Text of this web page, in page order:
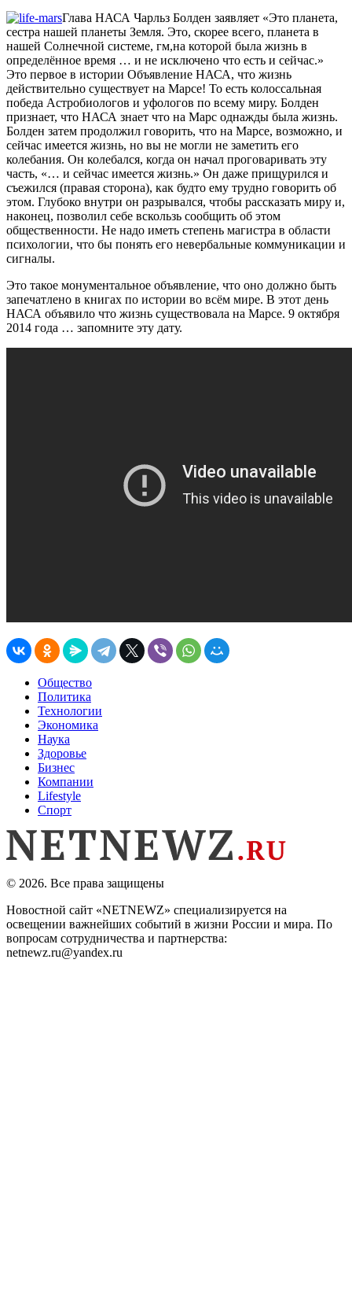
Глава НАСА Чарльз Болден заявляет «Это планета,
сестра нашей планеты Земля. Это, скорее всего, планета в
нашей Солнечной системе, гм,на которой была жизнь в
определённое время … и не исключено что есть и сейчас.»
Это первое в истории Объявление НАСА, что жизнь
действительно существует на Марсе! То есть колоссальная
победа Астробиологов и уфологов по всему миру. Болден
признает, что НАСА знает что на Марс однажды была жизнь.
Болден затем продолжил говорить, что на Марсе, возможно, и
сейчас имеется жизнь, но вы не могли не заметить его
колебания. Он колебался, когда он начал проговаривать эту
часть, «… и сейчас имеется жизнь.» Он даже прищурился и
съежился (правая сторона), как будто ему трудно говорить об
этом. Глубоко внутри он разрывался, чтобы рассказать миру и,
наконец, позволил себе вскользь сообщить об этом
общественности. Не надо иметь степень магистра в области
психологии, что бы понять его невербальные коммуникации и
сигналы.
Это такое монументальное объявление, что оно должно быть
запечатлено в книгах по истории во всём мире. В этот день
НАСА объявило что жизнь существовала на Марсе. 9 октября
2014 года … запомните эту дату.
Общество
Политика
Технологии
Экономика
Наука
Здоровье
Бизнес
Компании
Lifestyle
Спорт
© 2026. Все права защищены
Новостной сайт «NETNEWZ» специализируется на
освещении важнейших событий в жизни России и мира. По
вопросам сотрудничества и партнерства:
netnewz.ru@yandex.ru